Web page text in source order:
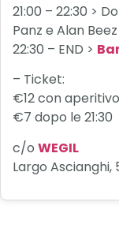
21:00 – 22:30 >
Panz e Alan Beez
22:30 – END >
– Ticket:
€12 con
€7 dopo le 21:30
c/o WEGIL
Largo Ascianghi,